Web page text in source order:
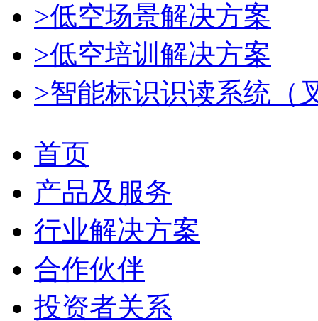
>低空场景解决方案
>低空培训解决方案
>智能标识识读系统（
首页
产品及服务
行业解决方案
合作伙伴
投资者关系